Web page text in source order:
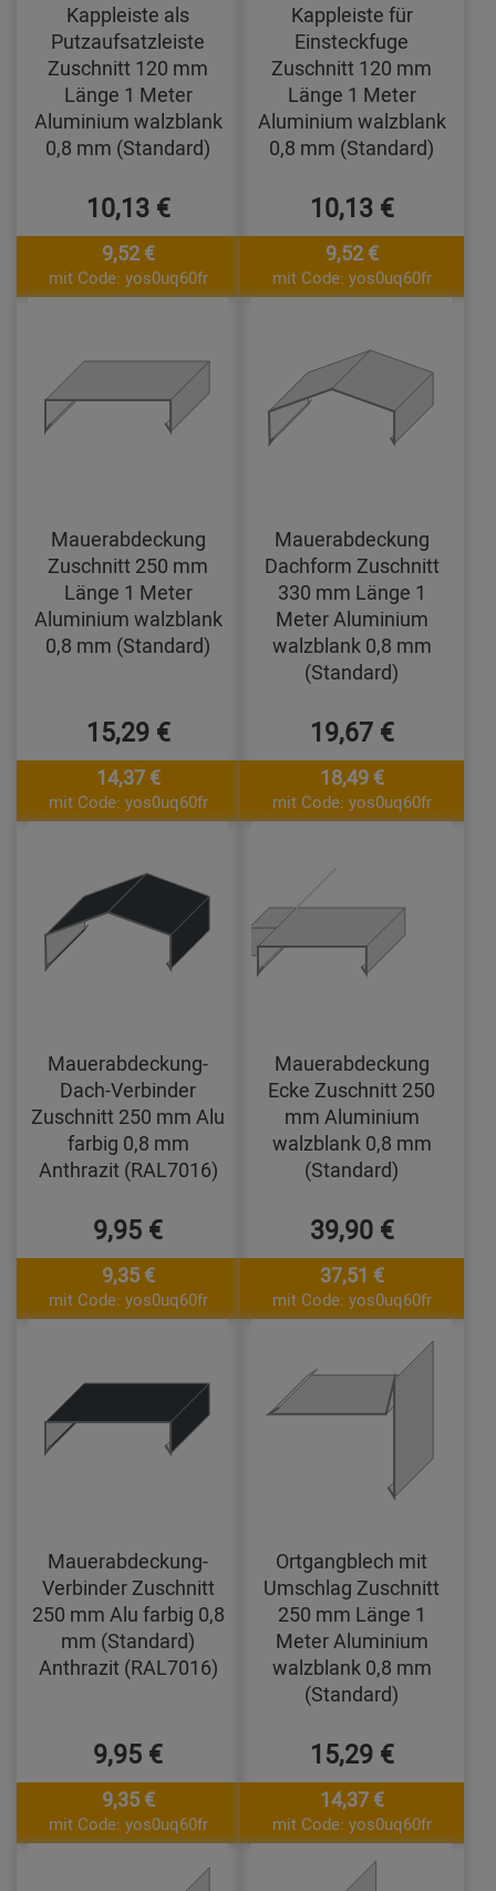
Kappleiste als
Putzaufsatzleiste
Zuschnitt 120 mm
Länge 1 Meter
Aluminium walzblank
0,8 mm (Standard)
10,13 €
9,52 €
mit Code: yos0uq60fr
Kappleiste für
Einsteckfuge
Zuschnitt 120 mm
Länge 1 Meter
Aluminium walzblank
0,8 mm (Standard)
10,13 €
9,52 €
mit Code: yos0uq60fr
Mauerabdeckung
Zuschnitt 250 mm
Länge 1 Meter
Aluminium walzblank
0,8 mm (Standard)
15,29 €
14,37 €
mit Code: yos0uq60fr
Mauerabdeckung
Dachform Zuschnitt
330 mm Länge 1
Meter Aluminium
walzblank 0,8 mm
(Standard)
19,67 €
18,49 €
mit Code: yos0uq60fr
Mauerabdeckung-
Dach-Verbinder
Zuschnitt 250 mm Alu
farbig 0,8 mm
Anthrazit (RAL7016)
9,95 €
9,35 €
mit Code: yos0uq60fr
Mauerabdeckung
Ecke Zuschnitt 250
mm Aluminium
walzblank 0,8 mm
(Standard)
39,90 €
37,51 €
mit Code: yos0uq60fr
Mauerabdeckung-
Verbinder Zuschnitt
250 mm Alu farbig 0,8
mm (Standard)
Anthrazit (RAL7016)
9,95 €
9,35 €
mit Code: yos0uq60fr
Ortgangblech mit
Umschlag Zuschnitt
250 mm Länge 1
Meter Aluminium
walzblank 0,8 mm
(Standard)
15,29 €
14,37 €
mit Code: yos0uq60fr